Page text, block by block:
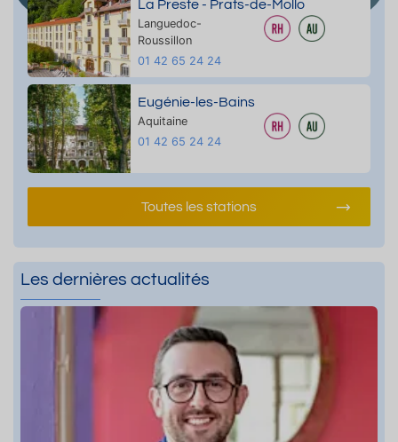
La Preste - Prats-de-Mollo
Languedoc-
Roussillon
01 42 65 24 24
Eugénie-les-Bains
Aquitaine
01 42 65 24 24
Toutes les stations
Les dernières actualités